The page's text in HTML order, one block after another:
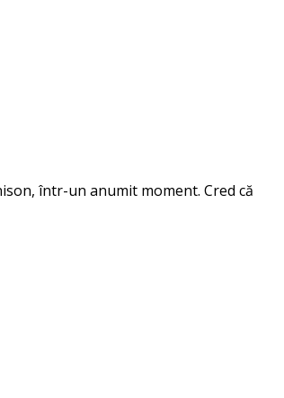
într-un anumit moment. Cred că